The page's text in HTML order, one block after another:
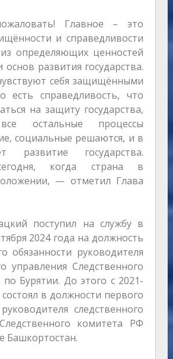
Главное – это
и справедливости
определяющих ценностей
основ развития государства.
себя защищёнными
есть справедливость, что
на защиту государства,
остальные процессы
социальные решаются, и в
развитие государства.
когда страна в
— отметил Глава
поступил на службу в
2024 года на должность
обязанности руководителя
управления Следственного
Бурятии. До этого с 2021-
в должности первого
следственного
комитета РФ
Башкортостан.